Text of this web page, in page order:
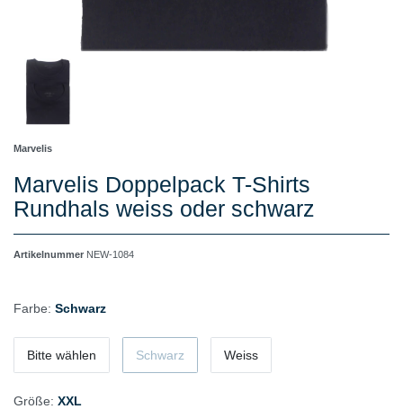
Marvelis
Marvelis Doppelpack T-Shirts
Rundhals weiss oder schwarz
Artikelnummer NEW-1084
Farbe: Schwarz
Bitte wählen Schwarz Weiss
Größe: XXL